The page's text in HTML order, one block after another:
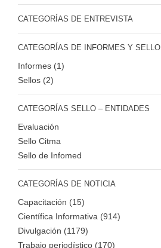
CATEGORÍAS DE ENTREVISTA
CATEGORÍAS DE INFORMES Y SELLO
Informes (1)
Sellos (2)
CATEGORÍAS SELLO – ENTIDADES
Evaluación
Sello Citma
Sello de Infomed
CATEGORÍAS DE NOTICIA
Capacitación (15)
Científica Informativa (914)
Divulgación (1179)
Trabajo periodístico (170)